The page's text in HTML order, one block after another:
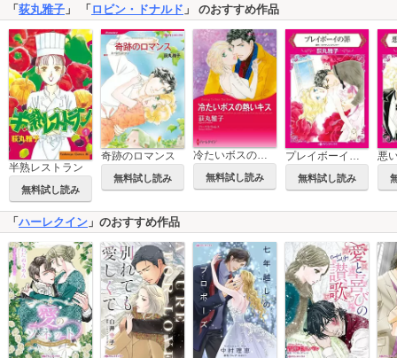
「 荻丸雅子 」 「 ロビン・ドナルド 」 のおすすめ作品
半熟レストラン
無料試し読み
奇跡のロマンス
無料試し読み
冷たいボスの熱いキス
無料試し読み 無料試し読み
「 ハーレクイン 」のおすすめ作品